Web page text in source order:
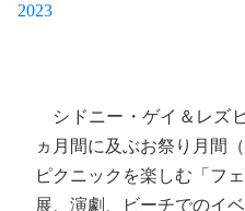
2023
シドニー・ゲイ＆レズ
ヵ月間に及ぶお祭り月間
ピクニックを楽しむ「フ
展、演劇、ビーチでのイ